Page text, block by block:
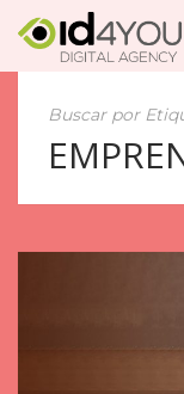
Buscar por